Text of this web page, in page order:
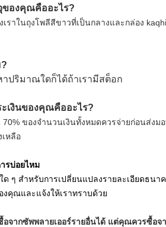
ของคุณคืออะไร?
เราในถุงโพลีสีขาวที่เป็นกลางและกล่อง
าปริมาณใดก็ได้ถ้าเรามีสต็อก
ะเงินของคุณคืออะไร?
70% ของจำนวนเงินทั้งหมดควรจ่ายก่อนส่งม
หลือ
รบ่อยไหม
ด ๆ สำหรับการเปลี่ยนแปลงรายละเอียดธนา
คุณและแจ้งให้เราทราบด้วย
จากซัพพลายเออร์รายอื่นได้ แต่คุณควรซื้อจา